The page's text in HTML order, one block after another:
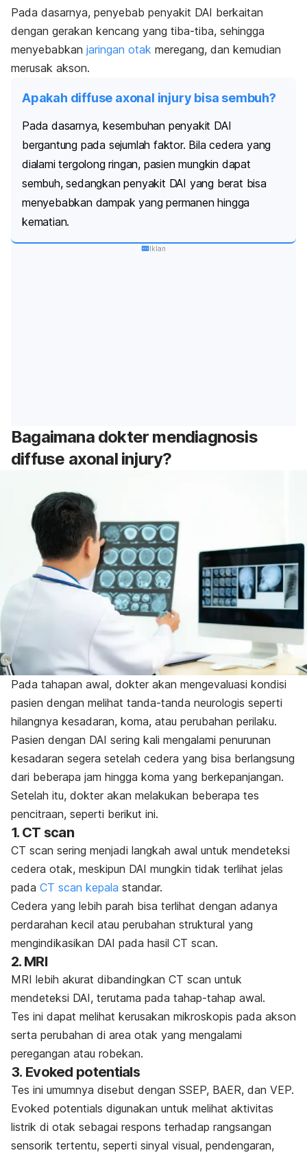
Pada dasarnya, penyebab penyakit DAI berkaitan
dengan gerakan kencang yang tiba-tiba, sehingga
menyebabkan jaringan otak meregang, dan kemudian
merusak akson.
Apakah diffuse axonal injury bisa sembuh?
Pada dasarnya, kesembuhan penyakit DAI
bergantung pada sejumlah faktor. Bila cedera yang
dialami tergolong ringan, pasien mungkin dapat
sembuh, sedangkan penyakit DAI yang berat bisa
menyebabkan dampak yang permanen hingga
kematian.
Iklan
Bagaimana dokter mendiagnosis
diffuse axonal injury?
Pada tahapan awal, dokter akan mengevaluasi kondisi
pasien dengan melihat tanda-tanda neurologis seperti
hilangnya kesadaran, koma, atau perubahan perilaku.
Pasien dengan DAI sering kali mengalami penurunan
kesadaran segera setelah cedera yang bisa berlangsung
dari beberapa jam hingga koma yang berkepanjangan.
Setelah itu, dokter akan melakukan beberapa tes
pencitraan, seperti berikut ini.
1. CT scan
CT scan sering menjadi langkah awal untuk mendeteksi
cedera otak, meskipun DAI mungkin tidak terlihat jelas
pada CT scan kepala standar.
Cedera yang lebih parah bisa terlihat dengan adanya
perdarahan kecil atau perubahan struktural yang
mengindikasikan DAI pada hasil CT scan.
2. MRI
MRI lebih akurat dibandingkan CT scan untuk
mendeteksi DAI, terutama pada tahap-tahap awal.
Tes ini dapat melihat kerusakan mikroskopis pada akson
serta perubahan di area otak yang mengalami
peregangan atau robekan.
3. Evoked potentials
Tes ini umumnya disebut dengan SSEP, BAER, dan VEP.
Evoked potentials digunakan untuk melihat aktivitas
listrik di otak sebagai respons terhadap rangsangan
sensorik tertentu, seperti sinyal visual, pendengaran,